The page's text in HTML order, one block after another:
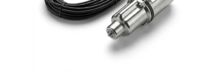
Kúrenie a chladenie